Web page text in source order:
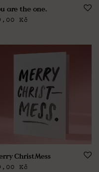
are the one.
Kč
ChristMess
Kč